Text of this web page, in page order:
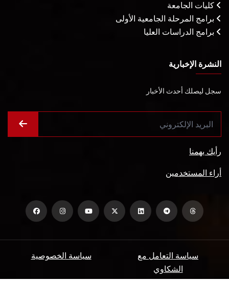
كليات الجامعة
برامج المرحلة الجامعية الأولى
برامج الدراسات العليا
النشرة الإخبارية
سجل ليصلك أحدث الأخبار
رأيك يهمنا
أراء المستخدمين
سياسة الخصوصية
سياسة التعامل مع
الشكاوي